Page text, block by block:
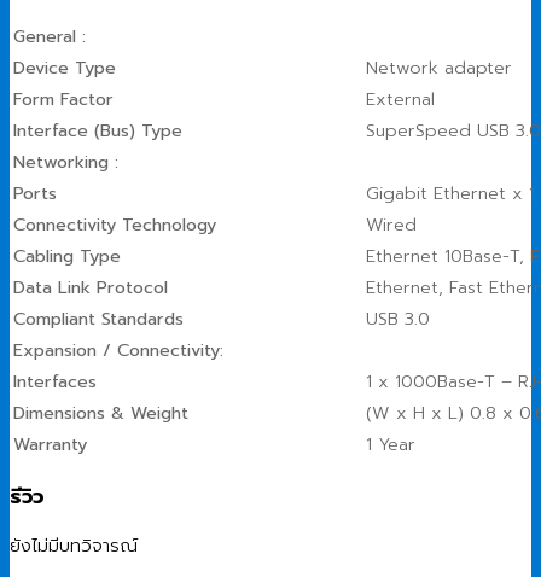
General :
Device Type
Network adapter
Form Factor
External
Interface (Bus) Type
SuperSpeed USB 3.0
Networking :
Ports
Gigabit Ethernet x 1
Connectivity Technology
Wired
Cabling Type
Ethernet 10Base-T,
Data Link Protocol
Ethernet, Fast
Compliant Standards
USB 3.0
Expansion / Connectivity:
Interfaces
1 x 1000Base-T –
Dimensions & Weight
(W x H x L) 0.8 x
Warranty
1 Year
รีวิว
ยังไม่มีบทวิจารณ์